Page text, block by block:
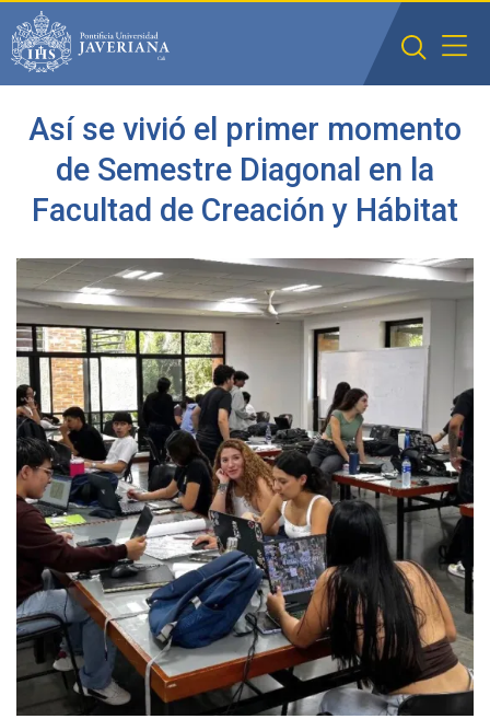
Saltar al contenido principal
Así se vivió el primer momento
de Semestre Diagonal en la
Facultad de Creación y Hábitat